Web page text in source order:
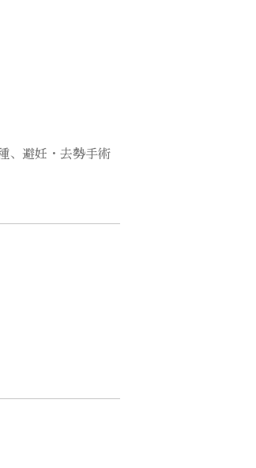
、避妊・去勢手術